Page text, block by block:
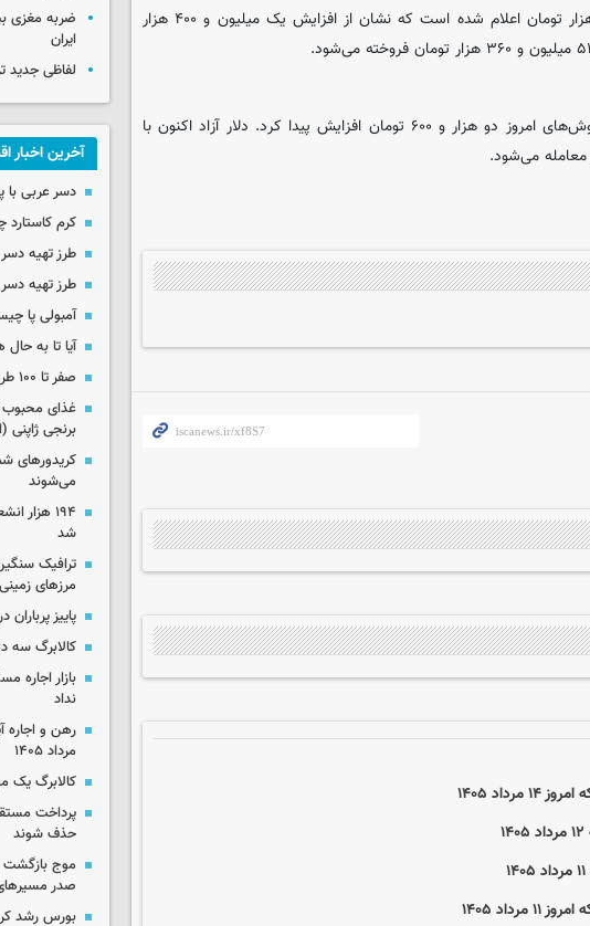
قیمت نیم‌سکه ۸۸ میلیون و ۹۱۰ هزار تومان اعلام شده است که نشان از افزایش یک میلیون و ۴۰۰ هزار
قیمت دلار آزاد در جریان خریدوفروش‌های امروز دو هزار و ۶۰۰ تومان افزایش پیدا کرد. دلار آزاد اکنون با
۱۴۰۵
۱۴۰۵
ایران
لفاظی جدید
آخرین اخبار
دسر عربی با
کرم
طرز تهیه دسر
طرز تهیه دسر
آمبولی پا
آیا تا به
صفر تا ۱۰۰ طرز تهیه شکلات آلمانی
غذای محبوب
برنجی ژاپنی
کریدورهای
می‌شوند
۱۹۴ هزار
شد
ترافیک
مرزهای
پاییز پرباران
کالابرگ
بازار
نداد
مرداد ۱۴۰۵
کالابرگ یک
پرداخت
حذف شوند
موج بازگشت
صدر